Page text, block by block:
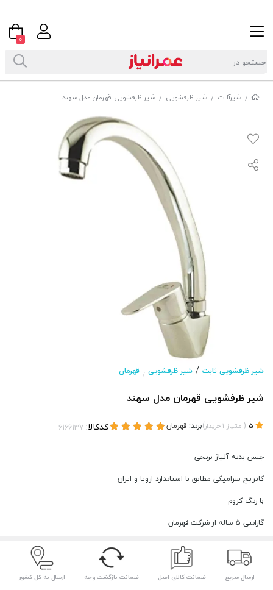
/ شیرآلات / شیر ظرفشویی / شیر ظرفشویی قهرمان مدل سهند
شیر ظرفشویی ثابت / شیر ظرفشویی / قهرمان
شیر ظرفشویی قهرمان مدل سهند
(امتیاز 1خریدار)برند: قهرمان کدکالا:
جنس بدنه آلیاژ برنجی
کاتریج سرامیکی مطابق با استاندارد اروپا و ایران
با رنگ کروم
گارانتی 5 ساله از شرکت قهرمان
ارسال سریع ضمانت کالای اصل ضمانت بازگشت وجه ارسال به کل کشور
0